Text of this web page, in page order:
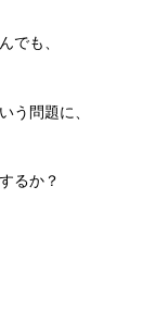
でも、
う問題に、
るか？